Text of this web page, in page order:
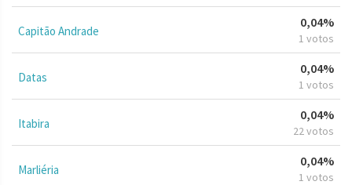
Capitão Andrade
0,04%
1 votos
Datas
0,04%
1 votos
Itabira
0,04%
22 votos
Marliéria
0,04%
1 votos